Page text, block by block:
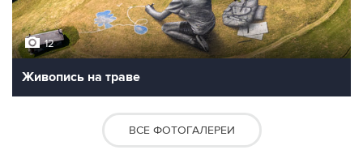
12
Живопись на траве
ВСЕ ФОТОГАЛЕРЕИ